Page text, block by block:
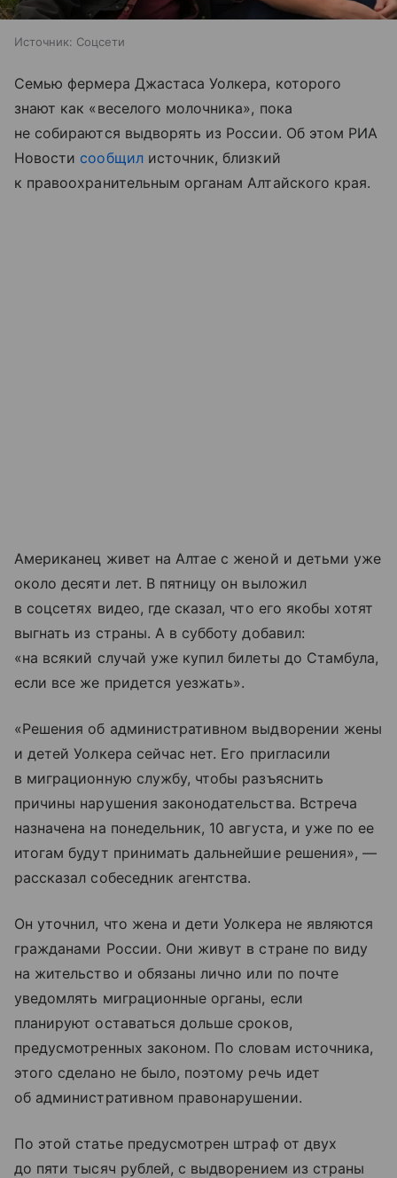
Источник: Соцсети
Семью фермера Джастаса Уолкера, которого
знают как «веселого молочника», пока
не собираются выдворять из России. Об этом РИА
Новости сообщилисточник, близкий
к правоохранительным органам Алтайского края.
Американец живет на Алтае с женой и детьми уже
около десяти лет. В пятницу он выложил
в соцсетях видео, где сказал, что его якобы хотят
выгнать из страны. А в субботу добавил:
«на всякий случай уже купил билеты до Стамбула,
если все же придется уезжать».
«Решения об административном выдворении жены
и детей Уолкера сейчас нет. Его пригласили
в миграционную службу, чтобы разъяснить
причины нарушения законодательства. Встреча
назначена на понедельник, 10 августа, и уже по ее
итогам будут принимать дальнейшие решения», —
рассказал собеседник агентства.
Он уточнил, что жена и дети Уолкера не являются
гражданами России. Они живут в стране по виду
на жительство и обязаны лично или по почте
уведомлять миграционные органы, если
планируют оставаться дольше сроков,
предусмотренных законом. По словам источника,
этого сделано не было, поэтому речь идет
об административном правонарушении.
По этой статье предусмотрен штраф от двух
до пяти тысяч рублей, с выдворением из страны